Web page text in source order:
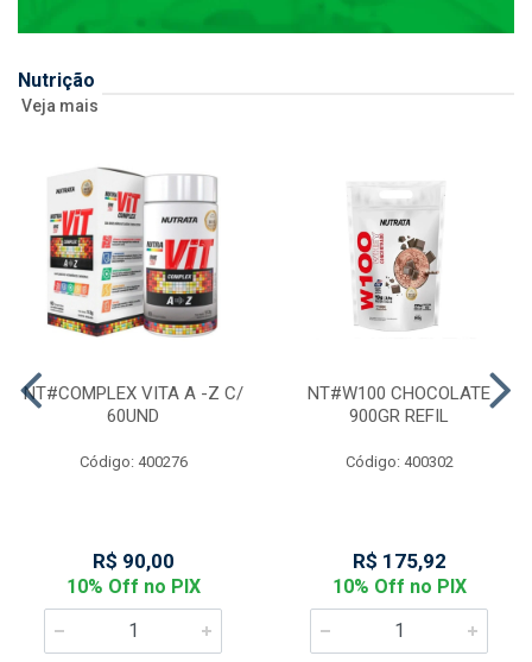
Nutrição
Veja mais
NT#COMPLEX VITA A -Z C/
60UND
Código: 400276
R$ 90,00
10% Off no PIX
NT#W100 CHOCOLATE
900GR REFIL
Código: 400302
R$ 175,92
10% Off no PIX